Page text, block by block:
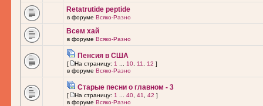
Retatrutide peptide
в форуме Всяко-Разно
Всем хай
в форуме Всяко-Разно
Пенсия в США
[ На страницу: 1 10 11 12 ]
в форуме Всяко-Разно
Старые песни о главном - 3
[ На страницу: 1 40 41 42 ]
в форуме Всяко-Разно